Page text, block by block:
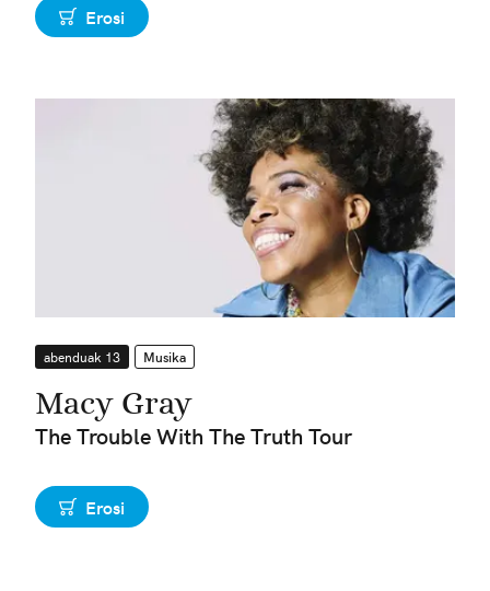
Erosi
abenduak 13 Musika
Macy Gray
The Trouble With The Truth Tour
Erosi